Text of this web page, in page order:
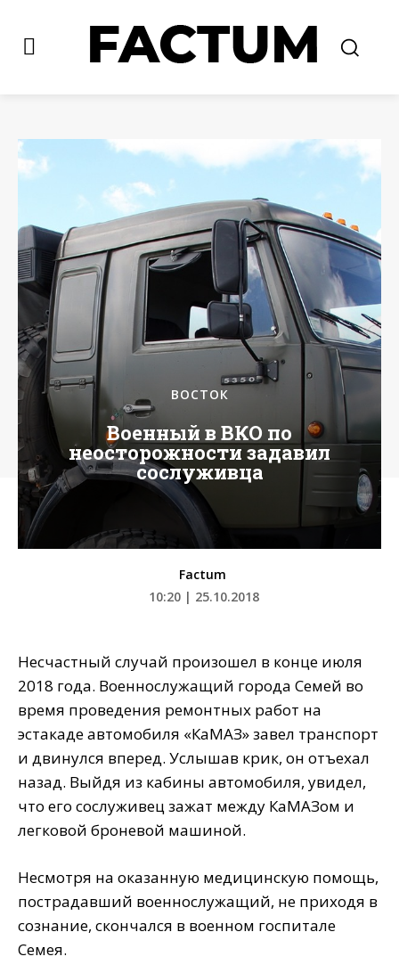
ВОСТОК
Военный в ВКО по
неосторожности задавил
сослуживца
Factum
10:20 | 25.10.2018
Несчастный случай произошел в конце июля
2018 года. Военнослужащий города Семей во
время проведения ремонтных работ на
эстакаде автомобиля «КаМАЗ» завел транспорт
и двинулся вперед. Услышав крик, он отъехал
назад. Выйдя из кабины автомобиля, увидел,
что его сослуживец зажат между КаМАЗом и
легковой броневой машиной.
Несмотря на оказанную медицинскую помощь,
пострадавший военнослужащий, не приходя в
сознание, скончался в военном госпитале
Семея.